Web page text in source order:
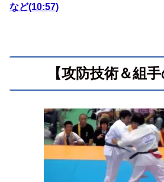
など(10:57)
【攻防技術＆組手